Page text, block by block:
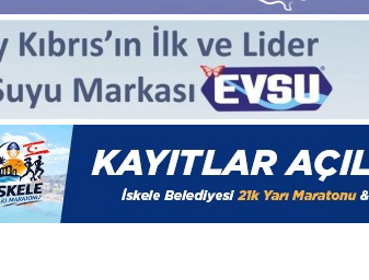
Kasım
Pazartesi
Gıynık
Medya
manşetleri
24 Kasım 2025
24 Kasım Pazartesi 2025, Gıynık
Medya manşetleri